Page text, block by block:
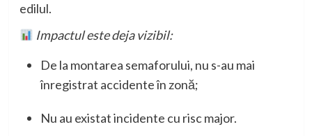
edilul.
Impactul este deja vizibil:
De la montarea semaforului, nu s-au mai
înregistrat accidente în zonă;
Nu au existat incidente cu risc major.